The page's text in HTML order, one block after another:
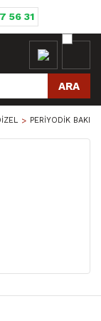
56 31
ARA
PERİYODİK BAKIM